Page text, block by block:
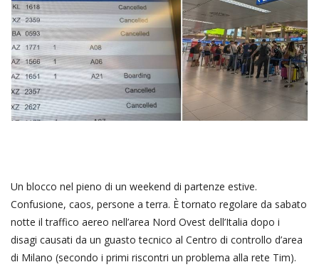
Un blocco nel pieno di un weekend di partenze estive.
Confusione, caos, persone a terra. È tornato regolare da sabato
notte il traffico aereo nell’area Nord Ovest dell’Italia dopo i
disagi causati da un guasto tecnico al Centro di controllo d’area
di Milano (secondo i primi riscontri un problema alla rete Tim).